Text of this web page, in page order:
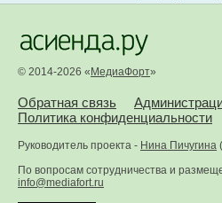
© 2014-2026 «МедиаФорт»
Обратная связь
Политика конфиденциальности
Руководитель проекта - Нина Пичугина (
По вопросам сотрудничества и
info@mediafort.ru